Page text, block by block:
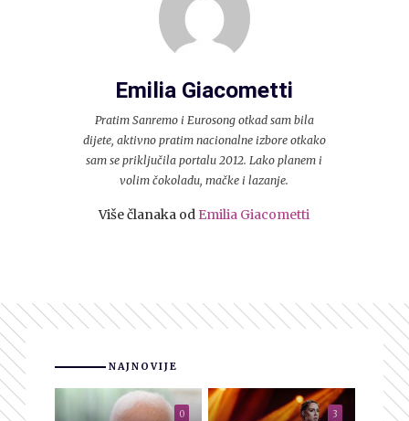
Emilia Giacometti
Pratim Sanremo i Eurosong otkad sam bila
dijete, aktivno pratim nacionalne izbore otkako
sam se priključila portalu 2012. Lako planem i
volim čokoladu, mačke i lazanje.
Više članaka od Emilia Giacometti
NAJNOVIJE
0 3